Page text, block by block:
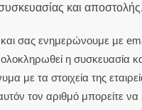
και αποστολής.
σας ενημερώνουμε με
η συσκευασία
με τα στοιχεία της
τον αριθμό μπορείτε να